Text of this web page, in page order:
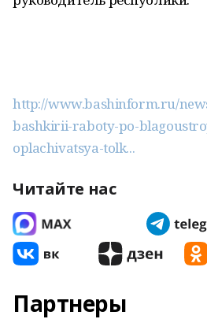
http://www.bashinform.ru/
bashkirii-raboty-po-
oplachivatsya-tolk...
Читайте нас
Партнеры